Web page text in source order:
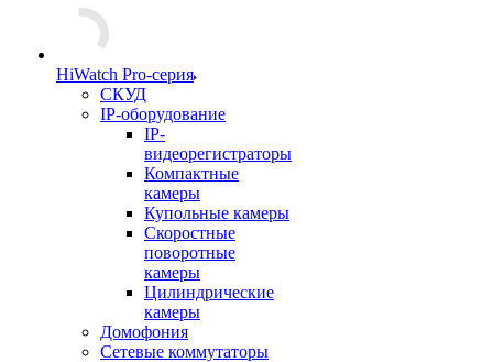
HiWatch Pro-серия
CКУД
IP-оборудование
IP-
видеорегистраторы
Компактные
камеры
Купольные камеры
Скоростные
поворотные
камеры
Цилиндрические
камеры
Домофония
Сетевые коммутаторы